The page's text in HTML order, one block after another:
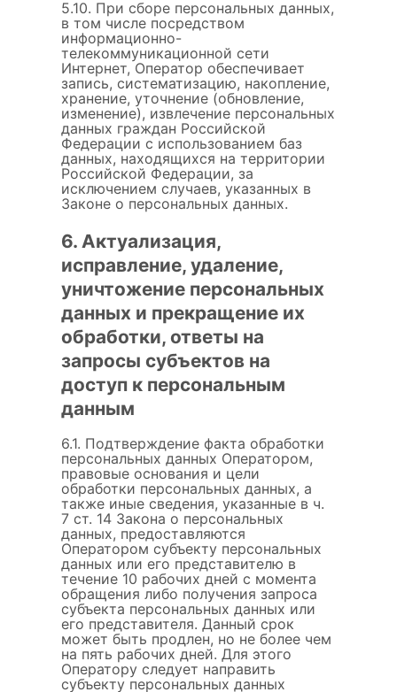
5.10. При сборе персональных данных,
в том числе посредством
информационно-
телекоммуникационной сети
Интернет, Оператор обеспечивает
запись, систематизацию, накопление,
хранение, уточнение (обновление,
изменение), извлечение персональных
данных граждан Российской
Федерации с использованием баз
данных, находящихся на территории
Российской Федерации, за
исключением случаев, указанных в
Законе о персональных данных.
6. Актуализация,
исправление, удаление,
уничтожение персональных
данных и прекращение их
обработки, ответы на
запросы субъектов на
доступ к персональным
данным
6.1. Подтверждение факта обработки
персональных данных Оператором,
правовые основания и цели
обработки персональных данных, а
также иные сведения, указанные в ч.
7 ст. 14 Закона о персональных
данных, предоставляются
Оператором субъекту персональных
данных или его представителю в
течение 10 рабочих дней с момента
обращения либо получения запроса
субъекта персональных данных или
его представителя. Данный срок
может быть продлен, но не более чем
на пять рабочих дней. Для этого
Оператору следует направить
субъекту персональных данных